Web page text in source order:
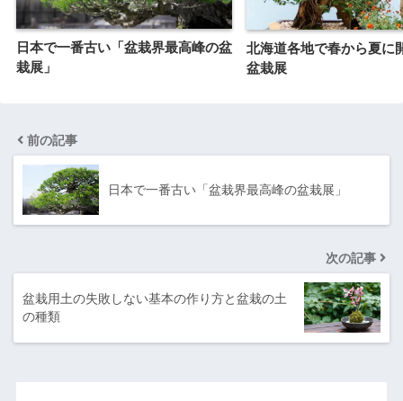
日本で一番古い「盆栽界最高峰の盆
栽展」
北海道各地で春から夏に
盆栽展
前の記事
日本で一番古い「盆栽界最高峰の盆栽展」
次の記事
盆栽用土の失敗しない基本の作り方と盆栽の土
の種類